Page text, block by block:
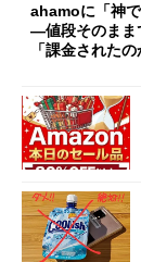
ahamoに「神
―値段そのま
「課金された